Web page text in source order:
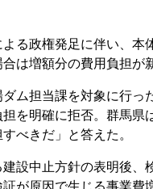
る政権発足に伴い、本
は増額分の費用負担が
ム担当課を対象に行っ
を明確に拒否。群馬
べきだ」と答えた。
設中止方針の表明後、
が原因で生じる事業